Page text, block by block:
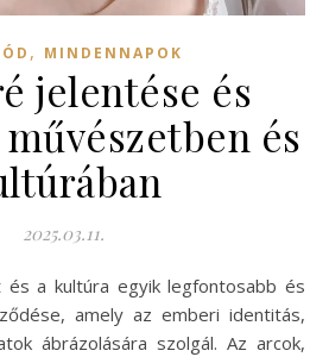
, MINDENNAPOK
jelentése és
és
2025.03.11.
amely az emberi identitás,
ábrázolására szolgál. Az arcok,